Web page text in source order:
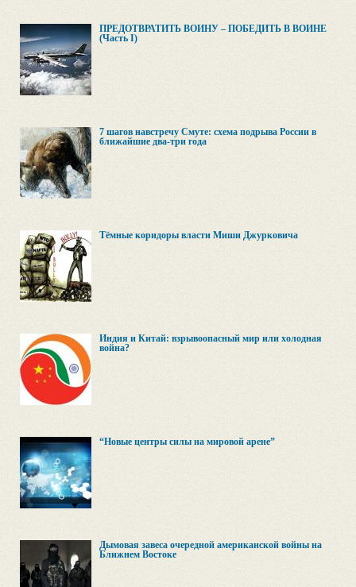
ПРЕДОТВРАТИТЬ ВОЙНУ – ПОБЕДИТЬ В ВОЙНЕ
(Часть I)
7 шагов навстречу Смуте: схема подрыва России в
ближайшие два-три года
Тёмные коридоры власти Миши Джурковича
Индия и Китай: взрывоопасный мир или холодная
война?
“Новые центры силы на мировой арене”
Дымовая завеса очередной американской войны на
Ближнем Востоке